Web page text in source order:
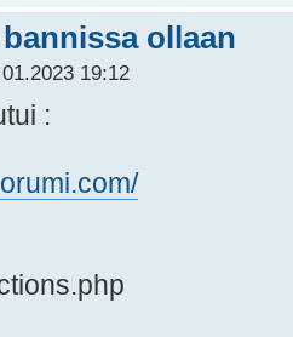
ollaan
19:12
: